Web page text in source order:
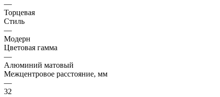
—
Торцевая
Стиль
—
Модерн
Цветовая гамма
—
Алюминий матовый
Межцентровое расстояние, мм
—
32